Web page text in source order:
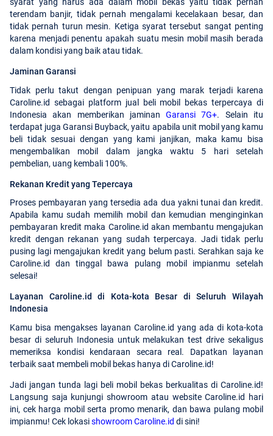
syarat yang harus ada dalam mobil bekas yaitu tidak pernah
terendam banjir, tidak pernah mengalami kecelakaan besar, dan
tidak pernah turun mesin. Ketiga syarat tersebut sangat penting
karena menjadi penentu apakah suatu mesin mobil masih berada
dalam kondisi yang baik atau tidak.
Jaminan Garansi
Tidak perlu takut dengan penipuan yang marak terjadi karena
Caroline.id sebagai platform jual beli mobil bekas terpercaya di
Indonesia akan memberikan jaminanGaransi 7G+. Selain itu
terdapat juga Garansi Buyback, yaitu apabila unit mobil yang kamu
beli tidak sesuai dengan yang kami janjikan, maka kamu bisa
mengembalikan mobil dalam jangka waktu 5 hari setelah
pembelian, uang kembali 100%.
Rekanan Kredit yang Tepercaya
Proses pembayaran yang tersedia ada dua yakni tunai dan kredit.
Apabila kamu sudah memilih mobil dan kemudian menginginkan
pembayaran kredit maka Caroline.id akan membantu mengajukan
kredit dengan rekanan yang sudah terpercaya. Jadi tidak perlu
pusing lagi mengajukan kredit yang belum pasti. Serahkan saja ke
Caroline.id dan tinggal bawa pulang mobil impianmu setelah
selesai!
Layanan Caroline.id di Kota-kota Besar di Seluruh Wilayah
Indonesia
Kamu bisa mengakses layanan Caroline.id yang ada di kota-kota
besar di seluruh Indonesia untuk melakukan test drive sekaligus
memeriksa kondisi kendaraan secara real. Dapatkan layanan
terbaik saat membeli mobil bekas hanya di Caroline.id!
Jadi jangan tunda lagi beli mobil bekas berkualitas di Caroline.id!
Langsung saja kunjungi showroom atau website Caroline.id hari
ini, cek harga mobil serta promo menarik, dan bawa pulang mobil
impianmu! Cek lokasishowroom Caroline.id di sini!